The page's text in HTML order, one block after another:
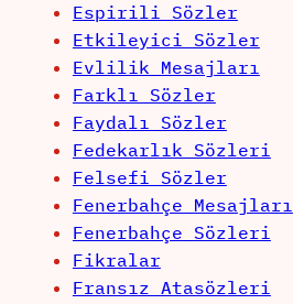
Espirili Sözler
Etkileyici Sözler
Evlilik Mesajları
Farklı Sözler
Faydalı Sözler
Fedekarlık Sözleri
Felsefi Sözler
Fenerbahçe Mesajları
Fenerbahçe Sözleri
Fikralar
Fransız Atasözleri